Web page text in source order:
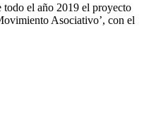
el año 2019 el proyecto
Asociativo’, con el